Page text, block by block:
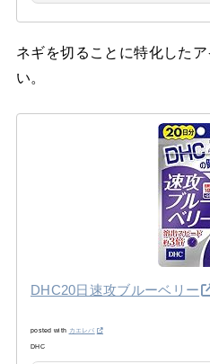
ネギを切ることに特化した
い。
DHC20日速攻ブルーベリー
posted with カエレバ
DHC